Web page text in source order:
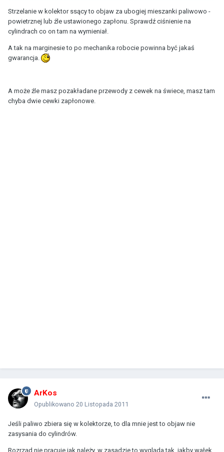
Strzelanie w kolektor ssący to objaw za ubogiej mieszanki paliwowo -
powietrznej lub źle ustawionego zapłonu. Sprawdź ciśnienie na
cylindrach co on tam na wymieniał.
A tak na marginesie to po mechanika robocie powinna być jakaś
gwarancja.
A może źle masz pozakładane przewody z cewek na świece, masz tam
chyba dwie cewki zapłonowe.
ArKos
Opublikowano 20 Listopada 2011
Jeśli paliwo zbiera się w kolektorze, to dla mnie jest to objaw nie
zasysania do cylindrów.
Rozrząd nie pracuje jak należy, w zasadzie to wygląda tak, jakby wałek